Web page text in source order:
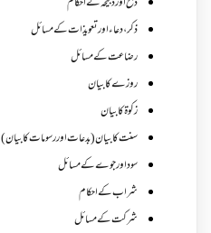
ذکر،دعاء اور تعویذات کے مسائل
رضاعت کے مسائل
روزے کا بیان
زکوة کابیان
سنت کا بیان (بدعات اور رسومات کا بیان)
سود اور جوے کے مسائل
شراب کے احکام
شرکت کے مسائل